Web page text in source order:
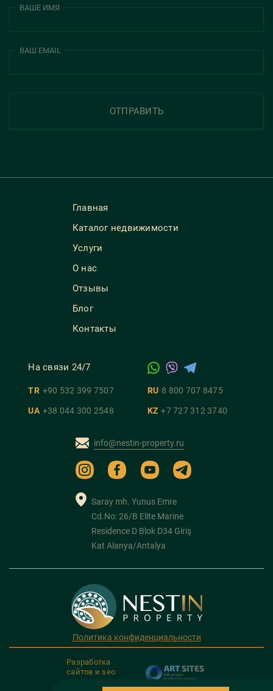
ВАШЕ ИМЯ
ВАШ EMAIL
ОТПРАВИТЬ
Главная
Каталог недвижимости
Услуги
О нас
Отзывы
Блог
Контакты
На связи 24/7
TR +90 532 399 7507 RU 8 800 707 8475
UA +38 044 300 2548 KZ +7 727 312 3740
info@nestin-property.ru
Saray mh. Yunus Emre
Cd.No: 26/B Elite Marine
Residence D Blok D34 Giriş
Kat Alanya/Antalya
Политика конфиденциальности
Разработка
сайтов и seo